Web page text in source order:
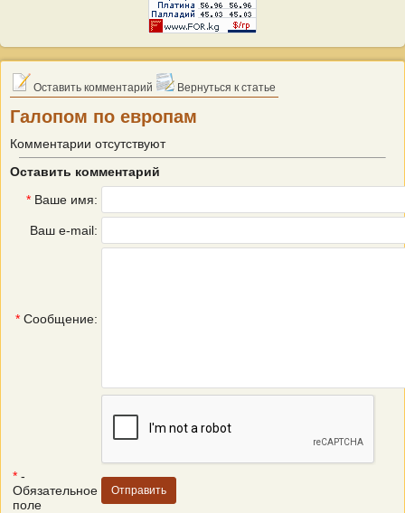
Оставить комментарий Вернуться к статье
Галопом по европам
Комментарии отсутствуют
Оставить комментарий
* Ваше имя:
Ваш e-mail:
* Сообщение:
* -
Обязательное
поле